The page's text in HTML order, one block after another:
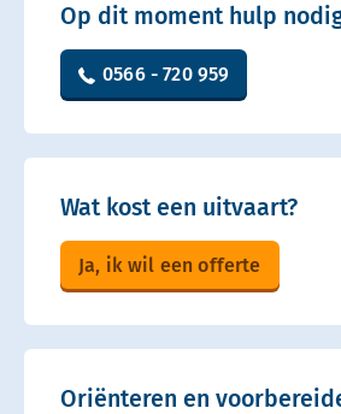
Op dit moment hulp
0566 - 720 959
Wat kost een uitvaart?
Ja, ik wil een offerte
Oriënteren en